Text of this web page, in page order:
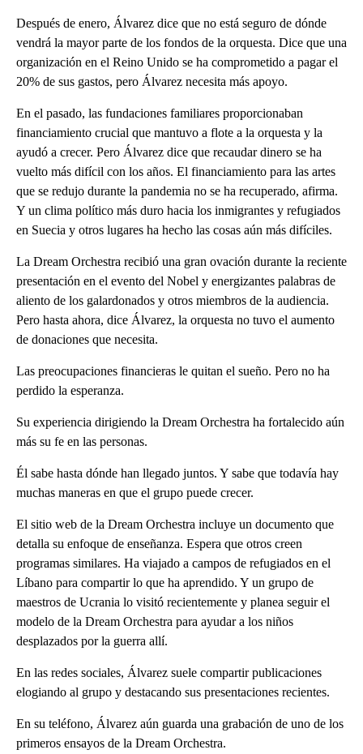
Después de enero, Álvarez dice que no está seguro de dónde
vendrá la mayor parte de los fondos de la orquesta. Dice que una
organización en el Reino Unido se ha comprometido a pagar el
20% de sus gastos, pero Álvarez necesita más apoyo.
En el pasado, las fundaciones familiares proporcionaban
financiamiento crucial que mantuvo a flote a la orquesta y la
ayudó a crecer. Pero Álvarez dice que recaudar dinero se ha
vuelto más difícil con los años. El financiamiento para las artes
que se redujo durante la pandemia no se ha recuperado, afirma.
Y un clima político más duro hacia los inmigrantes y refugiados
en Suecia y otros lugares ha hecho las cosas aún más difíciles.
La Dream Orchestra recibió una gran ovación durante la reciente
presentación en el evento del Nobel y energizantes palabras de
aliento de los galardonados y otros miembros de la audiencia.
Pero hasta ahora, dice Álvarez, la orquesta no tuvo el aumento
de donaciones que necesita.
Las preocupaciones financieras le quitan el sueño. Pero no ha
perdido la esperanza.
Su experiencia dirigiendo la Dream Orchestra ha fortalecido aún
más su fe en las personas.
Él sabe hasta dónde han llegado juntos. Y sabe que todavía hay
muchas maneras en que el grupo puede crecer.
El sitio web de la Dream Orchestra incluye un documento que
detalla su enfoque de enseñanza. Espera que otros creen
programas similares. Ha viajado a campos de refugiados en el
Líbano para compartir lo que ha aprendido. Y un grupo de
maestros de Ucrania lo visitó recientemente y planea seguir el
modelo de la Dream Orchestra para ayudar a los niños
desplazados por la guerra allí.
En las redes sociales, Álvarez suele compartir publicaciones
elogiando al grupo y destacando sus presentaciones recientes.
En su teléfono, Álvarez aún guarda una grabación de uno de los
primeros ensayos de la Dream Orchestra.